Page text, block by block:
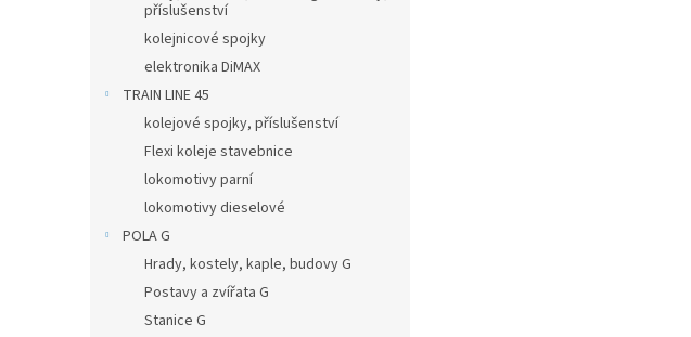
příslušenství
kolejnicové spojky
elektronika DiMAX
TRAIN LINE 45
kolejové spojky, příslušenství
Flexi koleje stavebnice
lokomotivy parní
lokomotivy dieselové
POLA G
Hrady, kostely, kaple, budovy G
Postavy a zvířata G
Stanice G